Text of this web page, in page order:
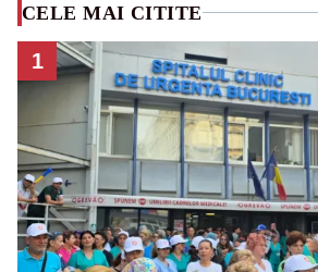
CELE MAI CITITE
1